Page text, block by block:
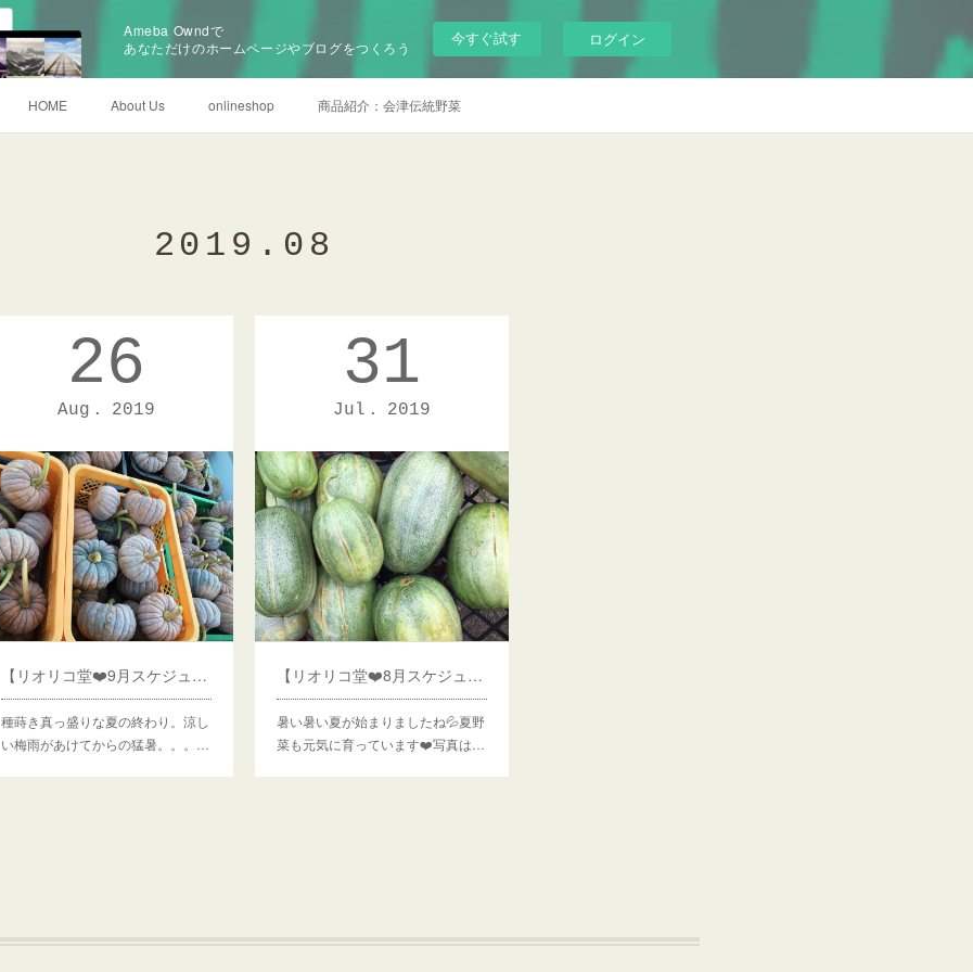
Ameba Owndで
あなただけのホームページやブログをつくろう
今すぐ試す ログイン
HOME About Us onlineshop 商品紹介：会津伝統野菜
2019 . 08
26
Aug 2019
【リオリコ堂❤️9月スケジュール】
種蒔き真っ盛りな夏の終わり。涼し
い梅雨があけてからの猛暑。。。…
31
Jul 2019
【リオリコ堂❤️8月スケジュール】
暑い暑い夏が始まりましたね💦夏野
菜も元気に育っています❤️写真は…